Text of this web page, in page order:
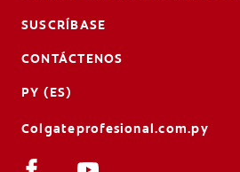
SUSCRÍBASE
CONTÁCTENOS
PY (ES)
Colgateprofesional.com.py